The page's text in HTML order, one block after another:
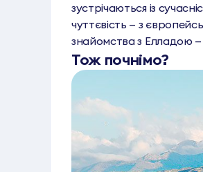
зустрічаються із
чуттєвість — з
знайомства з Елладою —
Тож почнімо?